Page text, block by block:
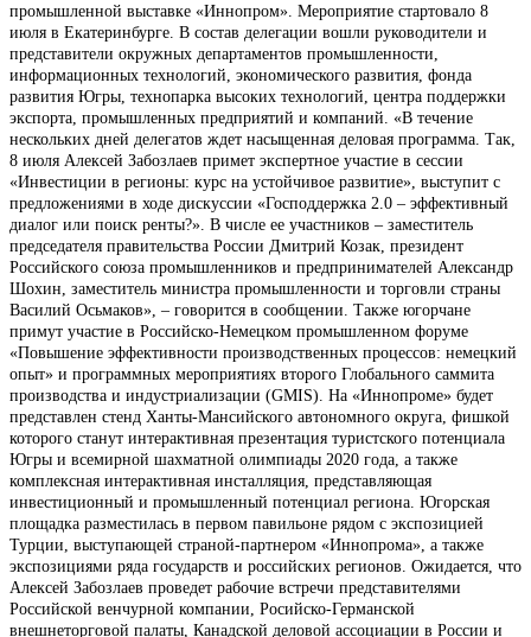
промышленной выставке «Иннопром». Мероприятие стартовало 8
июля в Екатеринбурге. В состав делегации вошли руководители и
представители окружных департаментов промышленности,
информационных технологий, экономического развития, фонда
развития Югры, технопарка высоких технологий, центра поддержки
экспорта, промышленных предприятий и компаний. «В течение
нескольких дней делегатов ждет насыщенная деловая программа. Так,
8 июля Алексей Забозлаев примет экспертное участие в сессии
«Инвестиции в регионы: курс на устойчивое развитие», выступит с
предложениями в ходе дискуссии «Господдержка 2.0 – эффективный
диалог или поиск ренты?». В числе ее участников – заместитель
председателя правительства России Дмитрий Козак, президент
Российского союза промышленников и предпринимателей Александр
Шохин, заместитель министра промышленности и торговли страны
Василий Осьмаков», – говорится в сообщении. Также югорчане
примут участие в Российско-Немецком промышленном форуме
«Повышение эффективности производственных процессов: немецкий
опыт» и программных мероприятиях второго Глобального саммита
производства и индустриализации (GMIS). На «Иннопроме» будет
представлен стенд Ханты-Мансийского автономного округа, фишкой
которого станут интерактивная презентация туристского потенциала
Югры и всемирной шахматной олимпиады 2020 года, а также
комплексная интерактивная инсталляция, представляющая
инвестиционный и промышленный потенциал региона. Югорская
площадка разместилась в первом павильоне рядом с экспозицией
Турции, выступающей страной-партнером «Иннопрома», а также
экспозициями ряда государств и российских регионов. Ожидается, что
Алексей Забозлаев проведет рабочие встречи представителями
Российской венчурной компании, Росийско-Германской
внешнеторговой палаты, Канадской деловой ассоциации в России и